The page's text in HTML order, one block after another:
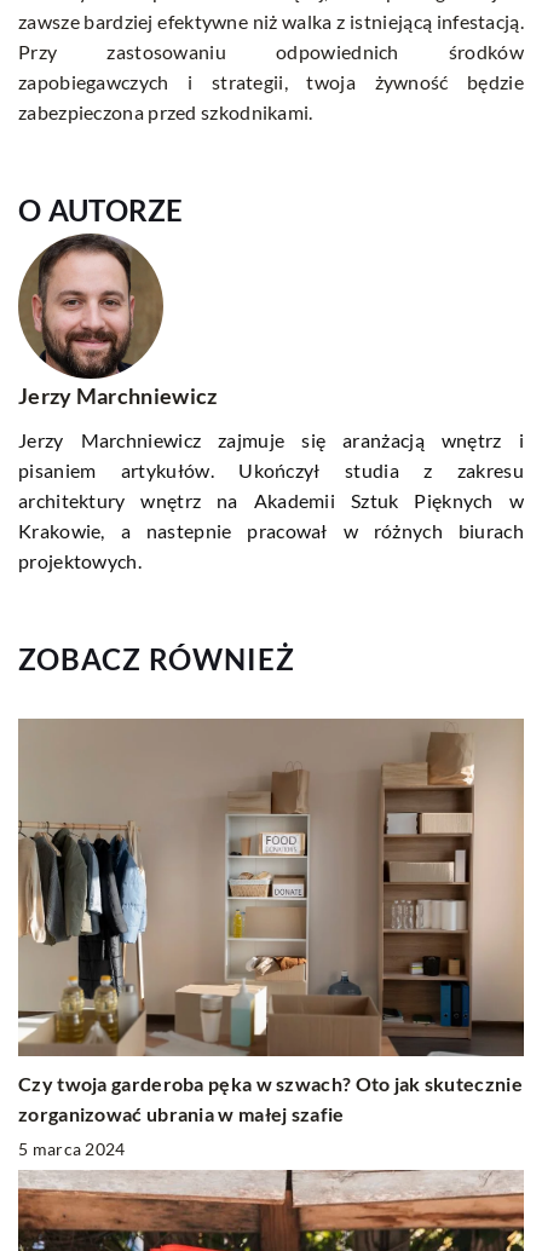
zawsze bardziej efektywne niż walka z istniejącą infestacją.
Przy zastosowaniu odpowiednich środków
zapobiegawczych i strategii, twoja żywność będzie
zabezpieczona przed szkodnikami.
O AUTORZE
Jerzy Marchniewicz
Jerzy Marchniewicz zajmuje się aranżacją wnętrz i
pisaniem artykułów. Ukończył studia z zakresu
architektury wnętrz na Akademii Sztuk Pięknych w
Krakowie, a nastepnie pracował w różnych biurach
projektowych.
ZOBACZ RÓWNIEŻ
Czy twoja garderoba pęka w szwach? Oto jak skutecznie
zorganizować ubrania w małej szafie
5 marca 2024